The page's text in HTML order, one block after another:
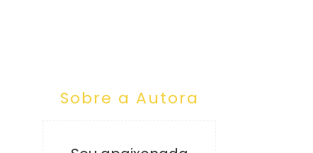
Sobre a Autora